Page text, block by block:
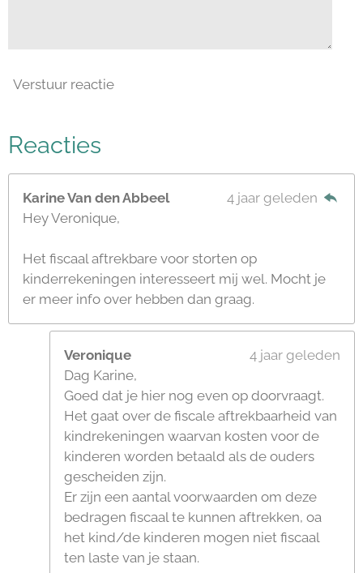
Verstuur reactie
Reacties
Karine Van den Abbeel
4 jaar geleden
Hey Veronique,
Het fiscaal aftrekbare voor storten op
kinderrekeningen interesseert mij wel. Mocht je
er meer info over hebben dan graag.
Veronique
4 jaar geleden
Dag Karine,
Goed dat je hier nog even op doorvraagt.
Het gaat over de fiscale aftrekbaarheid van
kindrekeningen waarvan kosten voor de
kinderen worden betaald als de ouders
gescheiden zijn.
Er zijn een aantal voorwaarden om deze
bedragen fiscaal te kunnen aftrekken, oa
het kind/de kinderen mogen niet fiscaal
ten laste van je staan.